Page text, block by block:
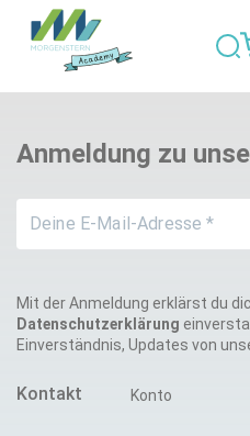
Schweiz
Anmeldung zu
Mit der Anmeldung erklärst du
Datenschutzerklärung
Einverständnis, Updates von
Kontakt Konto